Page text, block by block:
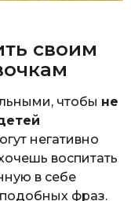
своим
чтобы не
негативно
воспитать
в себе
подобных фраз.